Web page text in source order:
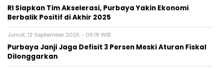
RI Siapkan Tim Akselerasi, Purbaya Yakin Ekonomi
Berbalik Positif di Akhir 2025
Jumat, 12 September 2025 - 09:18 WIB
Purbaya Janji Jaga Defisit 3 Persen Meski Aturan Fiskal
Dilonggarkan